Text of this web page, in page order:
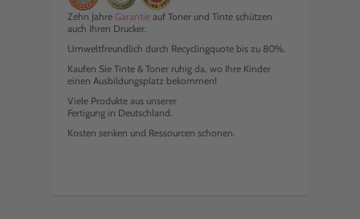
Zehn Jahre Garantie auf Toner und Tinte schützen
auch Ihren Drucker.
Umweltfreundlich durch Recyclingquote bis zu 80%.
Kaufen Sie Tinte & Toner ruhig da, wo Ihre Kinder
einen Ausbildungsplatz bekommen!
Viele Produkte aus unserer
Fertigung in Deutschland.
Kosten senken und Ressourcen schonen.